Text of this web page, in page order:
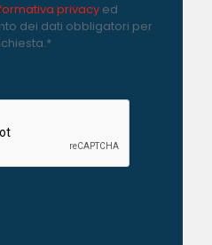
privacy ed
dei dati obbligatori per